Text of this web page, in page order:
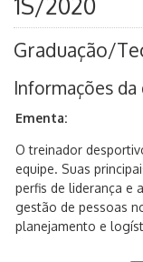
Graduação/
Informações da
Ementa:
O treinador
equipe. Suas
perfis de liderança e
gestão de pessoas
planejamento e